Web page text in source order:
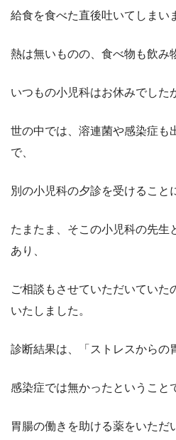
給食を食べた直後吐いてしまい
熱は無いものの、食べ物も飲み
いつもの小児科はお休みでした
世の中では、溶連菌や感染症も
で、
別の小児科の夕診を受けること
たまたま、そこの小児科の先生
あり、
ご相談もさせていただいていた
いたしました。
診断結果は、「ストレスからの
感染症では無かったということ
胃腸の働きを助ける薬をいただ